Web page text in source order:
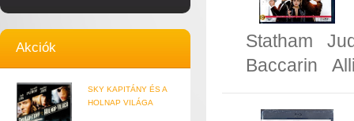
Akciók
SKY KAPITÁNY ÉS A
HOLNAP VILÁGA
Statham
Baccarin